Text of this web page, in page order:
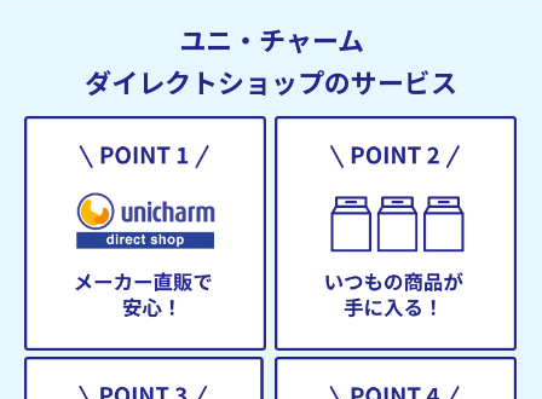
ユニ・チャーム
ダイレクトショップのサービス